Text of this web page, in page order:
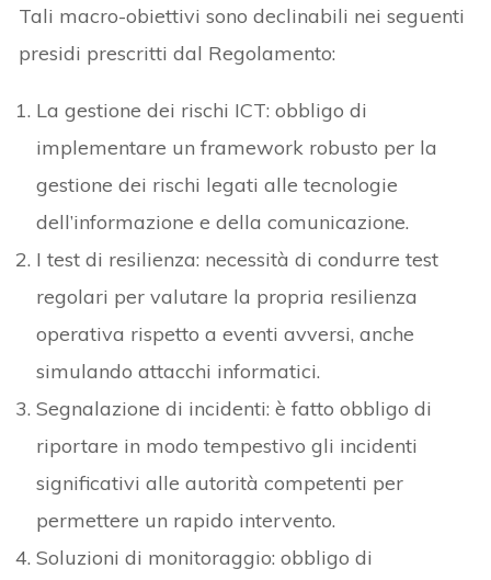
Tali macro-obiettivi sono declinabili nei seguenti
presidi prescritti dal Regolamento:
La gestione dei rischi ICT: obbligo di
implementare un framework robusto per la
gestione dei rischi legati alle tecnologie
dell’informazione e della comunicazione.
I test di resilienza: necessità di condurre test
regolari per valutare la propria resilienza
operativa rispetto a eventi avversi, anche
simulando attacchi informatici.
Segnalazione di incidenti: è fatto obbligo di
riportare in modo tempestivo gli incidenti
significativi alle autorità competenti per
permettere un rapido intervento.
Soluzioni di monitoraggio: obbligo di